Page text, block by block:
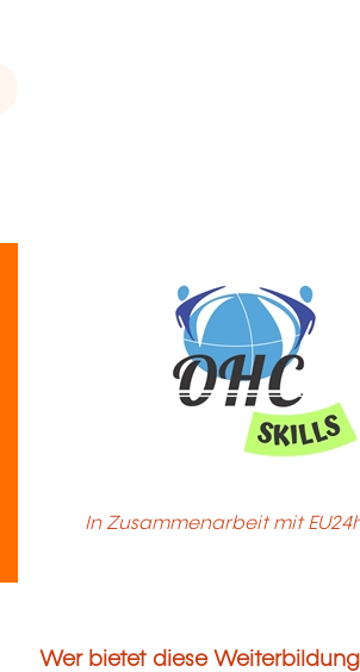
In Zusammenarbeit mit
Wer bietet diese